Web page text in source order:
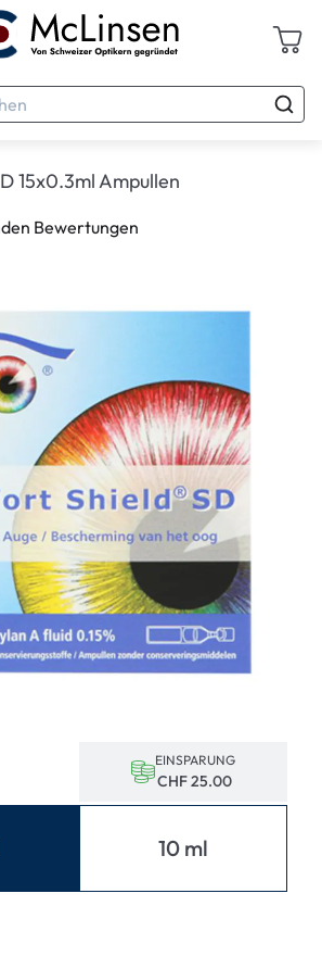
15x0.3ml Ampullen
Bewertungen
EINSPARUNG
CHF 25.00
10 ml